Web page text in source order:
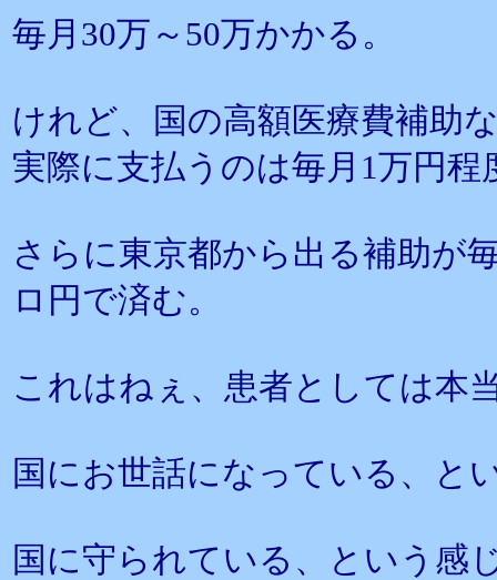
毎月30万～50万かかる。
けれど、国の高額医療費補助
実際に支払うのは毎月1万円程
さらに東京都から出る補助が
ロ円で済む。
これはねぇ、患者としては本
国にお世話になっている、と
国に守られている、という感